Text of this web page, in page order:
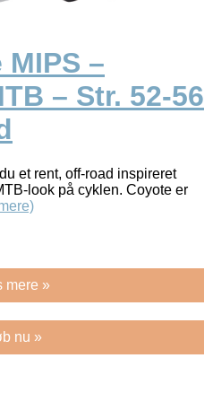
–
– Str. 52-56
et rent, off-road inspireret
look på cyklen. Coyote er
mere »
nu »